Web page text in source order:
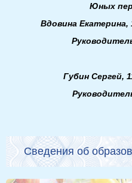
Юных
Вдовина Екатерина,
Губин Сергей,
Сведения об